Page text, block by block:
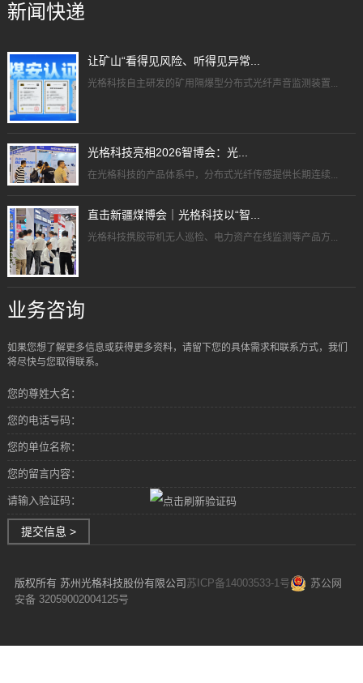
新闻快递
让矿山“看得见风险、听得见异常...
光格科技自主研发的矿用隔爆型分布式光纤声音监测装置...
光格科技亮相2026智博会：光...
在光格科技的产品体系中，分布式光纤传感提供长期连续...
直击新疆煤博会｜光格科技以“智...
光格科技携胶带机无人巡检、电力资产在线监测等产品方...
业务咨询
如果您想了解更多信息或获得更多资料，请留下您的具体需求和联系方式，我们
将尽快与您取得联系。
您的尊姓大名：
您的电话号码：
您的单位名称：
您的留言内容：
请输入验证码：
提交信息 >
版权所有 苏州光格科技股份有限公司苏ICP备14003533-1号
苏公网
安备 32059002004125号